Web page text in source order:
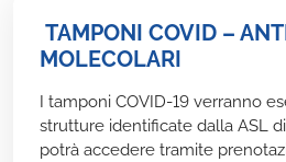
TAMPONI COVID –
MOLECOLARI
I tamponi COVID-19 verranno
strutture identificate dalla ASL
potrà accedere tramite